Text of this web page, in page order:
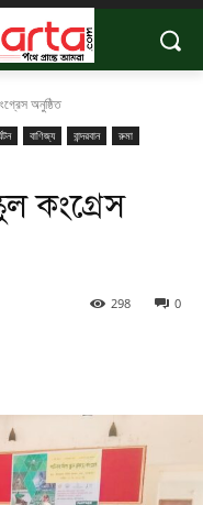
অনুষ্ঠিত
বাণিজ্য বান্দরবান
রুমা
কংগ্রেস
0
298